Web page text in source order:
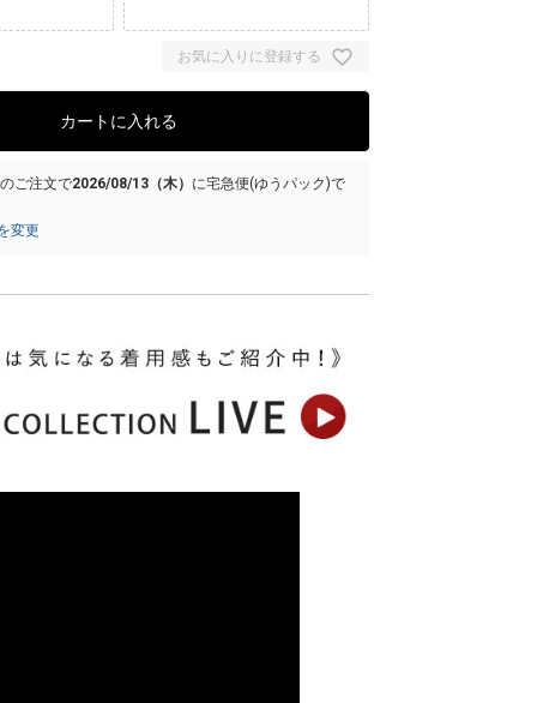
お気に入りに登録する
カートに入れる
ご注文で2026/08/13（木） に宅急便(ゆうパック)で
変更